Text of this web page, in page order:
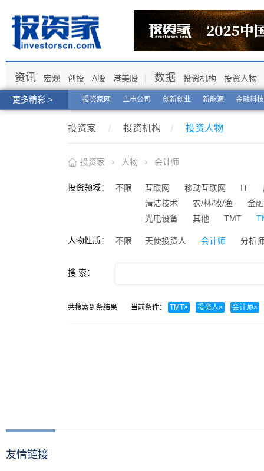
更多精彩 > 投资家网 上市公司 创新创业 新能源 金融科技
资讯 宏观 创投 A股 港美股 数据 投资机构 投资人物
投资家 / 投资机构 / 投资人物
投资家 人物 会计师
投资领域： 不限 互联网 移动互联网 IT
清洁技术
农/林/牧/渔
金融
光电设备
其他 TMT
人物性质： 不限 天使投资人 会计师 分析
搜 索：
共搜索到 条结果 当前条件： TMT× 投资人× 会计师×
友情链接